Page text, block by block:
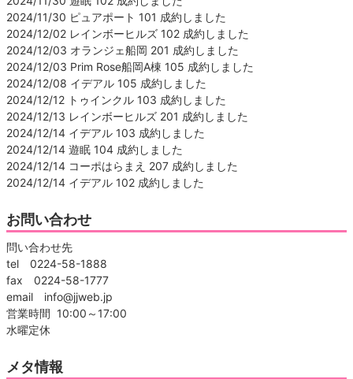
2024/11/30 ピュアポート 101 成約しました
2024/12/02 レインボーヒルズ 102 成約しました
2024/12/03 オランジェ船岡 201 成約しました
2024/12/03 Prim Rose船岡A棟 105 成約しました
2024/12/08 イデアル 105 成約しました
2024/12/12 トゥインクル 103 成約しました
2024/12/13 レインボーヒルズ 201 成約しました
2024/12/14 イデアル 103 成約しました
2024/12/14 遊眠 104 成約しました
2024/12/14 コーポはらまえ 207 成約しました
2024/12/14 イデアル 102 成約しました
お問い合わせ
問い合わせ先
tel 0224-58-1888
fax 0224-58-1777
email info@jjweb.jp
営業時間 10:00～17:00
水曜定休
メタ情報